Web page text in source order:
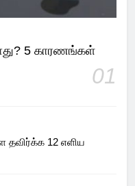
5 காரணங்கள்
01
தவிர்க்க 12 எளிய